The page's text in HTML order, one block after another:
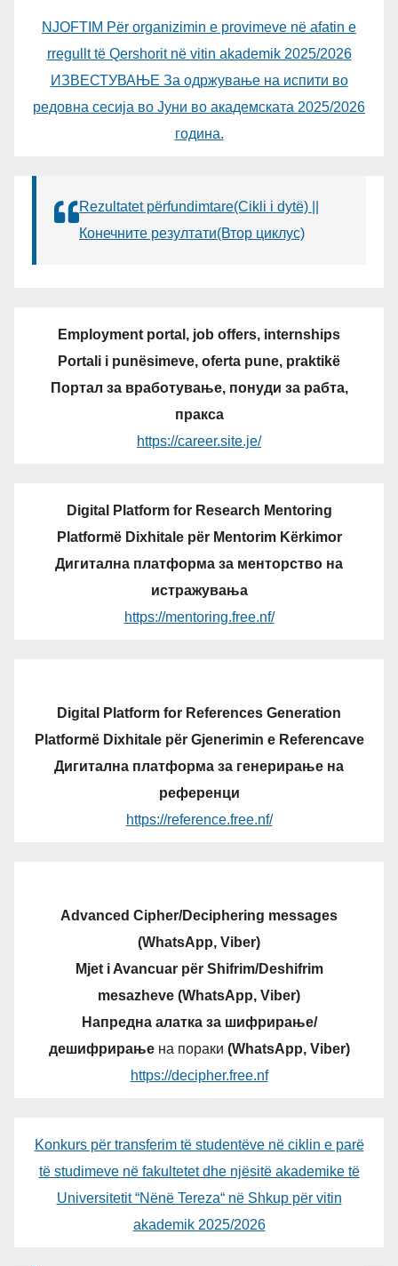
NJOFTIM Për organizimin e provimeve në afatin e
rregullt të Qershorit në vitin akademik 2025/2026
ИЗВЕСТУВАЊЕ За одржување на испити во
редовна сесија во Јуни во академската 2025/2026
година.
Rezultatet përfundimtare(Cikli i dytë) ||
Конечните резултати(Втор циклус)
Employment portal, job offers, internships
Portali i punësimeve, oferta pune, praktikë
Портал за вработување, понуди за рабта,
пракса
https://career.site.je/
Digital Platform for Research Mentoring
Platformë Dixhitale për Mentorim Kërkimor
Дигитална платформа за менторство на
истражувања
https://mentoring.free.nf/
Digital Platform for References Generation
Platformë Dixhitale për Gjenerimin e Referencave
Дигитална платформа за генерирање на
референци
https://reference.free.nf/
Advanced Cipher/Deciphering messages
(WhatsApp, Viber)
Mjet i Avancuar për Shifrim/Deshifrim
mesazheve (WhatsApp, Viber)
Напредна алатка за шифрирање/
дешифрирањена пораки (WhatsApp, Viber)
https://decipher.free.nf
Konkurs për transferim të studentëve në ciklin e parë
të studimeve në fakultetet dhe njësitë akademike të
Universitetit “Nënë Tereza“ në Shkup për vitin
akademik 2025/2026